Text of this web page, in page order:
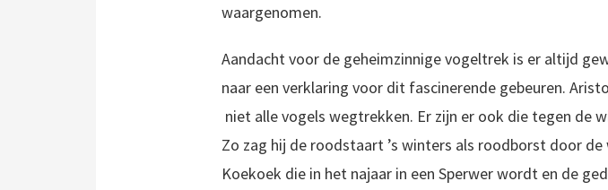
waargenomen.
Aandacht voor de geheimzinnige vogeltrek is er altijd
naar een verklaring voor dit fascinerende gebeuren.
niet alle vogels wegtrekken. Er zijn er ook die tegen de
Zo zag hij de roodstaart ’s winters als roodborst door
Koekoek die in het najaar in een Sperwer wordt en de